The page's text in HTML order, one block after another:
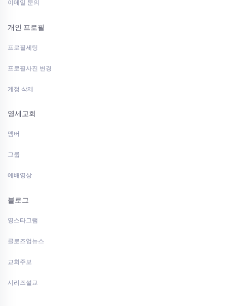
이메일 문의
개인 프로필
프로필세팅
프로필사진 변경
계정 삭제
영세교회
멤버
그룹
예배영상
블로그
영스타그램
클로즈업뉴스
교회주보
시리즈설교